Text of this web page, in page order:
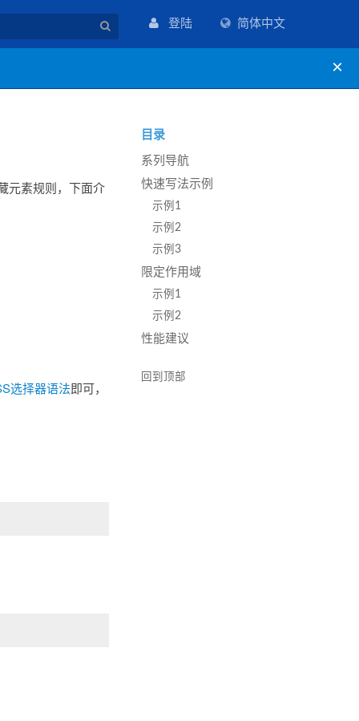
登陆 简体中文
×
元素规则，下面介
选择器语法即可，
目录
系列导航
快速写法示例
示例1
示例2
示例3
限定作用域
示例1
示例2
性能建议
回到顶部